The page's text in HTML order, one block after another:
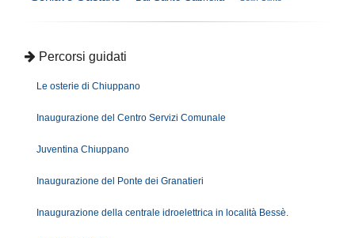
Percorsi guidati
Le osterie di Chiuppano
Inaugurazione del Centro Servizi Comunale
Juventina Chiuppano
Inaugurazione del Ponte dei Granatieri
Inaugurazione della centrale idroelettrica in località Bessè.